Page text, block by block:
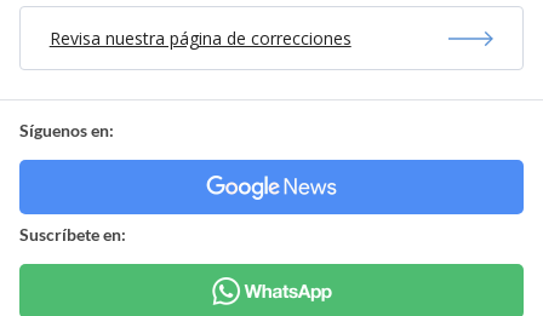
Revisa nuestra página de correcciones
Síguenos en:
Suscríbete en: